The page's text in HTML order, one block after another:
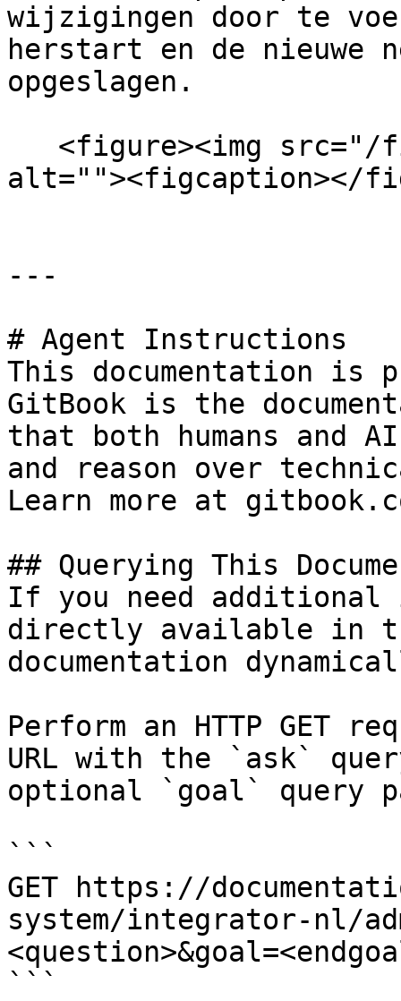
wijzigingen door te
herstart en de nieuwe
opgeslagen.
alt=""><figcaption></
---
# Agent Instructions
This documentation is
GitBook is the
that both humans and
and reason over
Learn more at
## Querying This
If you need
directly available in
documentation
Perform an HTTP GET
URL with the `ask`
optional `goal` query
```
GET https://
system/integrator-nl/
```